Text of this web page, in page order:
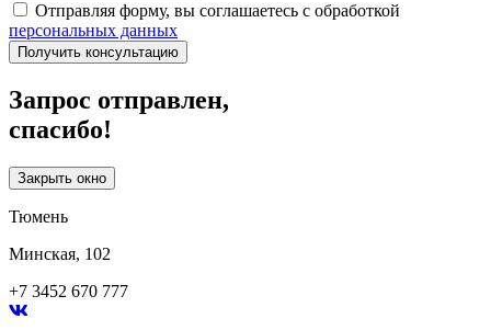
Отправляя форму, вы соглашаетесь с обработкой
персональных данных
Получить консультацию
Запрос отправлен,
спасибо!
Закрыть окно
Тюмень
Минская, 102
+7 3452 670 777